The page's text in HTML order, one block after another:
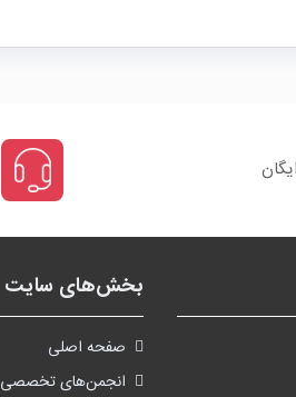
بخش‌های سایت
صفحه اصلی
انجمن‌های تخصصی ECA